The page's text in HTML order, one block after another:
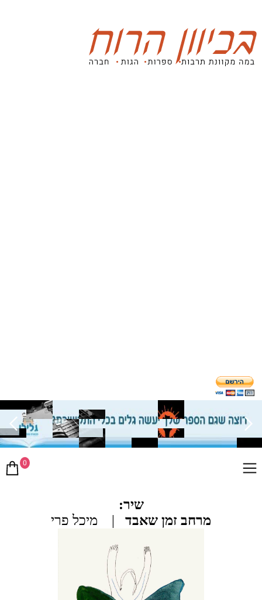
0
שיר:
מרחב זמן שאבד | מיכל פרי